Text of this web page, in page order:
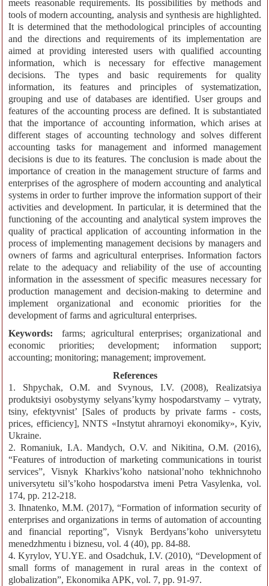
meets reasonable requirements. Its possibilities by methods and
tools of modern accounting, analysis and synthesis are highlighted.
It is determined that the methodological principles of accounting
and the directions and requirements of its implementation are
aimed at providing interested users with qualified accounting
information, which is necessary for effective management
decisions. The types and basic requirements for quality
information, its features and principles of systematization,
grouping and use of databases are identified. User groups and
features of the accounting process are defined. It is substantiated
that the importance of accounting information, which arises at
different stages of accounting technology and solves different
accounting tasks for management and informed management
decisions is due to its features. The conclusion is made about the
importance of creation in the management structure of farms and
enterprises of the agrosphere of modern accounting and analytical
systems in order to further improve the information support of their
activities and development. In particular, it is determined that the
functioning of the accounting and analytical system improves the
quality of practical application of accounting information in the
process of implementing management decisions by managers and
owners of farms and agricultural enterprises. Information factors
relate to the adequacy and reliability of the use of accounting
information in the assessment of specific measures necessary for
production management and decision-making to determine and
implement organizational and economic priorities for the
development of farms and agricultural enterprises.
Keywords:
farms; agricultural enterprises; organizational and
economic priorities; development; information support;
accounting; monitoring; management; improvement.
References
1. Shpychak, O.M. and Svynous, I.V. (2008), Realizatsiya
produktsiyi osobystymy selyans’kymy hospodarstvamy – vytraty,
tsiny, efektyvnist’ [Sales of products by private farms - costs,
prices, efficiency], NNTS «Instytut ahrarnoyi ekonomiky», Kyiv,
Ukraine.
2. Romaniuk, I.A. Mandych, O.V. and Nikitina, O.M. (2016),
“Features of introduction of marketing communications in tourist
services”, Visnyk Kharkivs’koho natsional’noho tekhnichnoho
universytetu sil’s’koho hospodarstva imeni Petra Vasylenka, vol.
174, pp. 212-218.
3. Ihnatenko, M.M. (2017), “Formation of information security of
enterprises and organizations in terms of automation of accounting
and financial reporting”, Visnyk Berdyans’koho universytetu
menedzhmentu i biznesu, vol. 4 (40), pp. 84-88.
4. Kyrylov, YU.YE. and Osadchuk, I.V. (2010), “Development of
small forms of management in rural areas in the context of
globalization”, Ekonomika APK, vol. 7, pp. 91-97.